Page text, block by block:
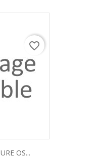
OS...
favorite_border